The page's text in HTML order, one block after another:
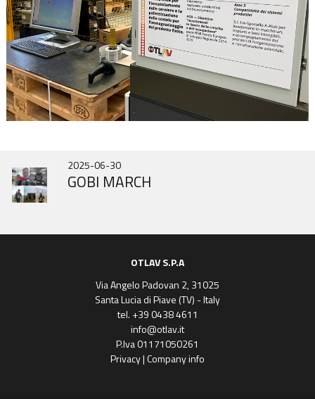
2026-07-01
DOOR HINGES HISTORY
2025-09-31
IN343 BRAND NEW
2025-06-30
GOBI MARCH
OTLAV S.P.A
Via Angelo Padovan 2, 31025
Santa Lucia di Piave (TV) - Italy
tel. +39 0438 4611
info@otlav.it
P.Iva 01171050261
Privacy|Company info